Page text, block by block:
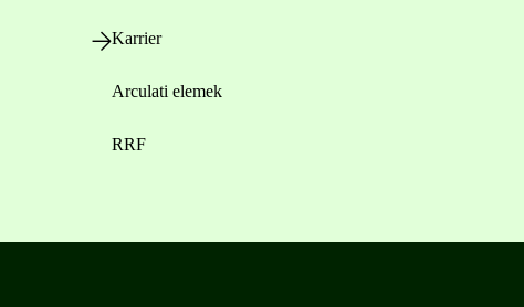
Karrier
Arculati elemek
RRF